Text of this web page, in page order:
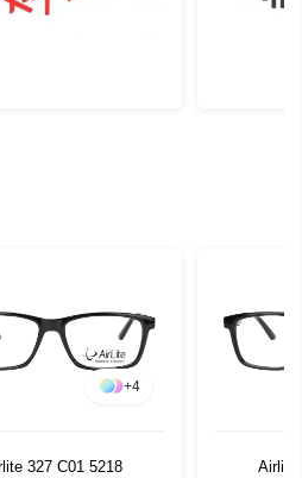
+4
327 C01 5218 Airlite